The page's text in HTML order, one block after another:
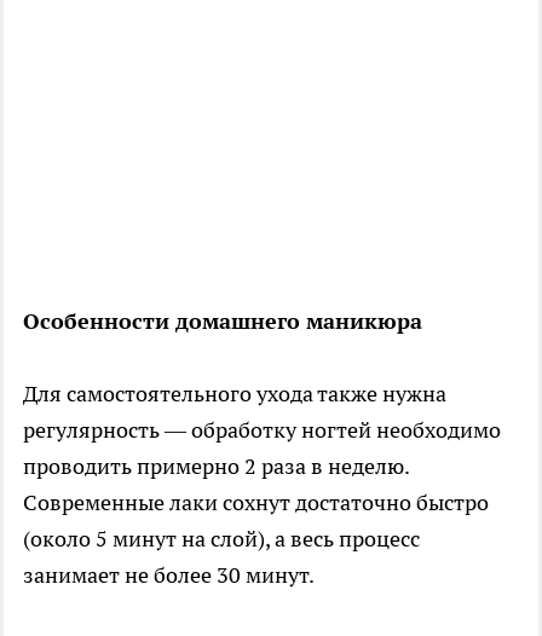
Особенности домашнего маникюра
Для самостоятельного ухода также нужна
регулярность — обработку ногтей необходимо
проводить примерно 2 раза в неделю.
Современные лаки сохнут достаточно быстро
(около 5 минут на слой), а весь процесс
занимает не более 30 минут.